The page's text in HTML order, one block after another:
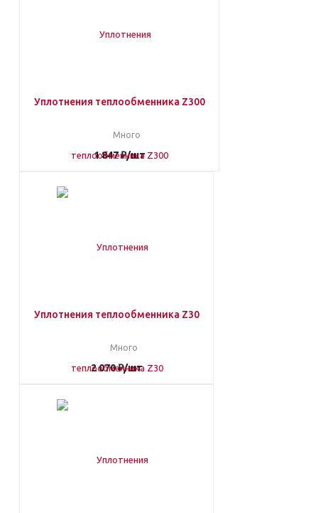
Уплотнения теплообменника Z300
Много
1 847₽/шт
Уплотнения теплообменника Z30
Много
2 070₽/шт